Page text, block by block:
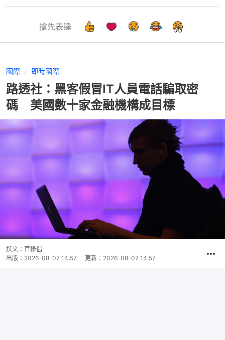
搶先表達
國際 即時國際
路透社：黑客假冒IT人員電話騙取密
碼 美國數十家金融機構成目標
撰文： 官祿倡
出版： 2026-08-07 14:57 更新： 2026-08-07 14:57